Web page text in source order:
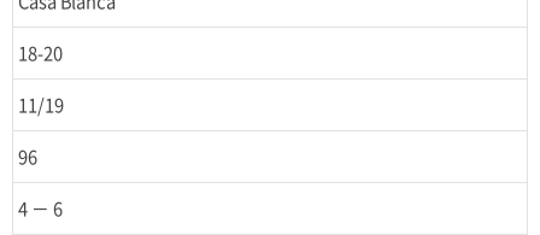
18-20
11/19
96
4 － 6